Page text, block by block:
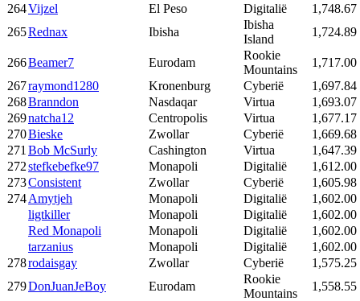
264Vijzel El Peso Digitalië
1,748.67
265Rednax Ibisha
Ibisha
Island
1,724.89
266Beamer7 Eurodam
Rookie
Mountains
1,717.00
267raymond1280 Kronenburg Cyberië
1,697.84
268Branndon Nasdaqar Virtua
1,693.07
269natcha12 Centropolis Virtua
1,677.17
270Bieske Zwollar Cyberië
1,669.68
271 Bob McSurly Cashington Virtua
1,647.39
272stefkebefke97 Monapoli Digitalië
1,612.00
273Consistent Zwollar Cyberië
1,605.98
274Amytjeh Monapoli Digitalië
1,602.00
ligtkiller
Monapoli Digitalië
1,602.00
Red Monapoli
Monapoli Digitalië
1,602.00
tarzanius
Monapoli Digitalië
1,602.00
278rodaisgay Zwollar Cyberië
1,575.25
279DonJuanJeBoy Eurodam
Rookie
Mountains
1,558.55